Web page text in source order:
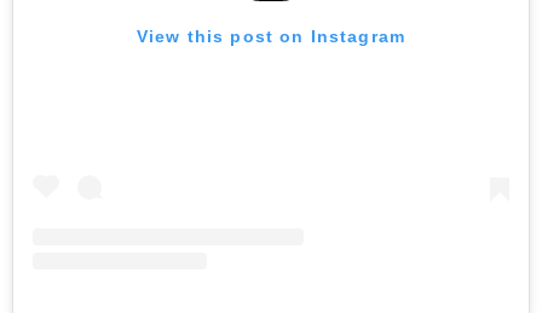
View this post on Instagram